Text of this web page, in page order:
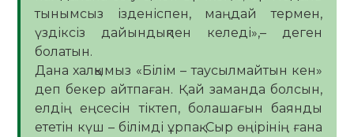
тынымсыз ізденіспен, маңдай термен,
үздіксіз дайындықпен келеді»,– деген
болатын.
Дана халқымыз «Білім – таусылмайтын кен»
деп бекер айтпаған. Қай заманда болсын,
елдің еңсесін тіктеп, болашағын баянды
ететін күш – білімді ұрпақ. Сыр өңірінің ғана